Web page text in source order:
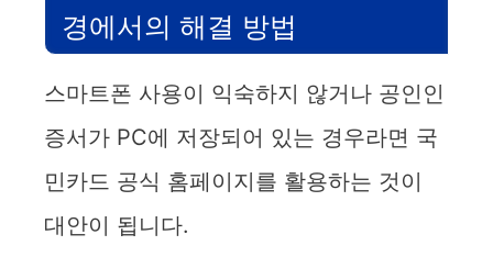
경에서의 해결 방법
스마트폰 사용이 익숙하지 않거나 공인인
증서가 PC에 저장되어 있는 경우라면 국
민카드 공식 홈페이지를 활용하는 것이
대안이 됩니다.